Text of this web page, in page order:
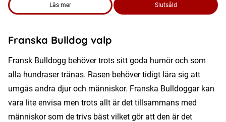
Läs mer
om produkten FYND – Hundmat – Senior Mini 7kg,
Slutsåld
Franska Bulldog valp
Fransk Bulldogg behöver trots sitt goda humör och som
alla hundraser tränas. Rasen behöver tidigt lära sig att
umgås andra djur och människor. Franska Bulldoggar kan
vara lite envisa men trots allt är det tillsammans med
människor som de trivs bäst vilket gör att den är det